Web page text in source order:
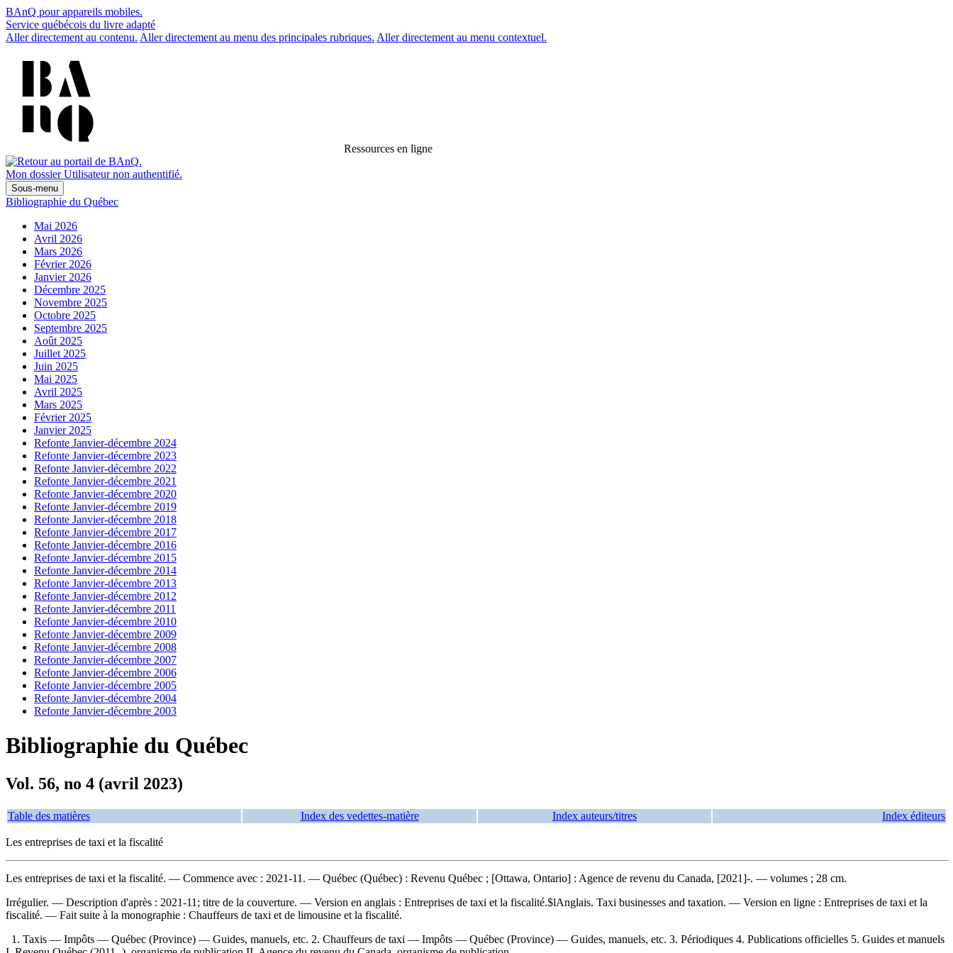
BAnQ pour appareils mobiles.
Service québécois du livre adapté
Aller directement au contenu. Aller directement au menu des principales rubriques. Aller directement au menu contextuel.
Ressources en ligne
Mon dossier Utilisateur non authentifié.
Sous-menu
Bibliographie du Québec
Mai 2026
Avril 2026
Mars 2026
Février 2026
Janvier 2026
Décembre 2025
Novembre 2025
Octobre 2025
Septembre 2025
Août 2025
Juillet 2025
Juin 2025
Mai 2025
Avril 2025
Mars 2025
Février 2025
Janvier 2025
Refonte Janvier-décembre 2024
Refonte Janvier-décembre 2023
Refonte Janvier-décembre 2022
Refonte Janvier-décembre 2021
Refonte Janvier-décembre 2020
Refonte Janvier-décembre 2019
Refonte Janvier-décembre 2018
Refonte Janvier-décembre 2017
Refonte Janvier-décembre 2016
Refonte Janvier-décembre 2015
Refonte Janvier-décembre 2014
Refonte Janvier-décembre 2013
Refonte Janvier-décembre 2012
Refonte Janvier-décembre 2011
Refonte Janvier-décembre 2010
Refonte Janvier-décembre 2009
Refonte Janvier-décembre 2008
Refonte Janvier-décembre 2007
Refonte Janvier-décembre 2006
Refonte Janvier-décembre 2005
Refonte Janvier-décembre 2004
Refonte Janvier-décembre 2003
Bibliographie du Québec
Vol. 56, no 4 (avril 2023)
Table des matières Index des vedettes-matière Index auteurs/titres Index éditeurs
Les entreprises de taxi et la fiscalité
Les entreprises de taxi et la fiscalité. — Commence avec : 2021-11. — Québec (Québec) : Revenu Québec ; [Ottawa, Ontario] : Agence de revenu du Canada, [2021]-. — volumes ; 28 cm.
Irrégulier. — Description d'après : 2021-11; titre de la couverture. — Version en anglais : Entreprises de taxi et la fiscalité.$lAnglais. Taxi businesses and taxation. — Version en ligne : Entreprises de taxi et la
fiscalité. — Fait suite à la monographie : Chauffeurs de taxi et de limousine et la fiscalité.
1. Taxis — Impôts — Québec (Province) — Guides, manuels, etc. 2. Chauffeurs de taxi — Impôts — Québec (Province) — Guides, manuels, etc. 3. Périodiques 4. Publications officielles 5. Guides et manuels